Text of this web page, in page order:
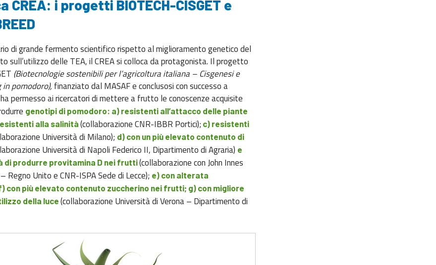
CREA: i progetti BIOTECH-CISGET e
di grande fermento scientifico rispetto al miglioramento genetico del
sull’utilizzo delle TEA, il CREA si colloca da protagonista. Il progetto
(Biotecnologie sostenibili per l’agricoltura italiana – Cisgenesi e
pomodoro), finanziato dal MASAF e conclusosi con successo a
permesso ai ricercatori di mettere a frutto le conoscenze acquisite
genotipi di pomodoro: a) resistenti all’attacco delle piante
alla salinità (collaborazione CNR-IBBR Portici); c) resistenti
Università di Milano); d) con un più elevato contenuto di
Università di Napoli Federico II, Dipartimento di Agraria) e
di produrre provitamina D nei frutti(collaborazione con John Innes
Regno Unito e CNR-ISPA Sede di Lecce); e) con alterata
con più elevato contenuto zuccherino nei frutti; g) con migliore
della luce (collaborazione Università di Verona – Dipartimento di